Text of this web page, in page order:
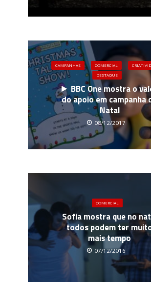
CAMPANHAS COMERCIAL
DESTAQUE
BBC One mostra o
do apoio em campanha
Natal
08/12/2017
COMERCIAL
Sofia mostra que no
todos podem ter
mais tempo
07/12/2016